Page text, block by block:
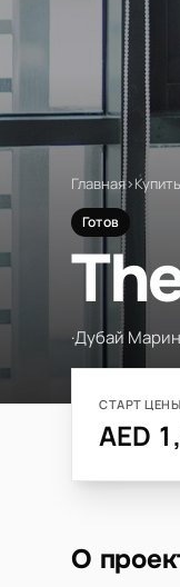
Главная›Купить
Готов
·Дубай
СТАРТ ЦЕНЫ
AED
О